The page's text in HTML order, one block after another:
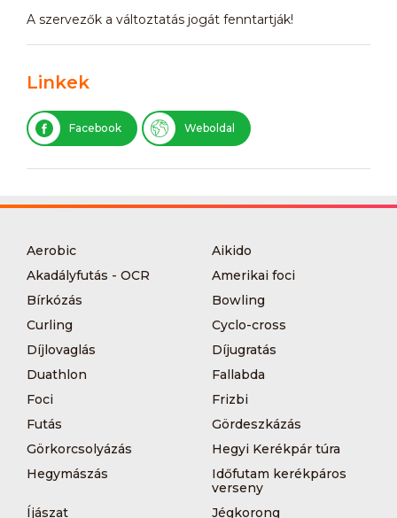
A szervezők a változtatás jogát fenntartják!
Linkek
Facebook Weboldal
Aerobic
Aikido
Akadályfutás - OCR
Amerikai foci
Bírkózás
Bowling
Curling
Cyclo-cross
Díjlovaglás
Díjugratás
Duathlon
Fallabda
Foci
Frizbi
Futás
Gördeszkázás
Görkorcsolyázás
Hegyi Kerékpár túra
Hegymászás
Időfutam kerékpáros
verseny
Íjászat
Jégkorong